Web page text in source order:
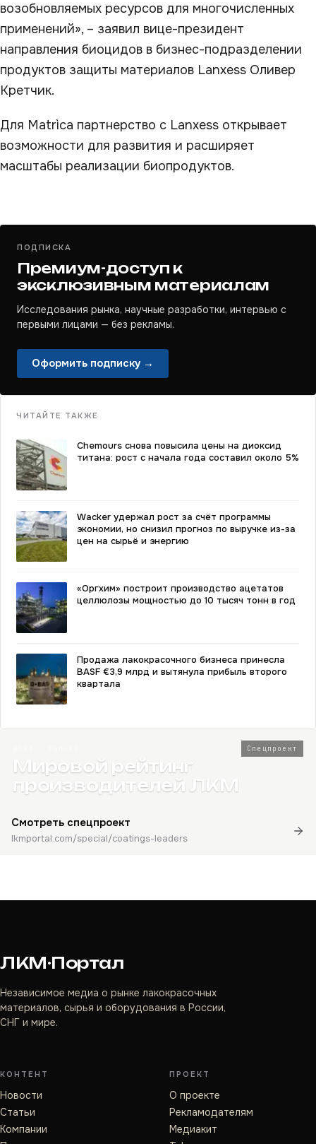
возобновляемых ресурсов для многочисленных
применений», – заявил вице-президент
направления биоцидов в бизнес-подразделении
продуктов защиты материалов Lanxess Оливер
Кретчик.
Для Matrìca партнерство с Lanxess открывает
возможности для развития и расширяет
масштабы реализации биопродуктов.
ПОДПИСКА
Премиум-доступ к
эксклюзивным материалам
Исследования рынка, научные разработки, интервью с
первыми лицами — без рекламы.
Оформить подписку →
ЧИТАЙТЕ ТАКЖЕ
Chemours снова повысила цены на диоксид
титана: рост с начала года составил около 5%
Wacker удержал рост за счёт программы
экономии, но снизил прогноз по выручке из-за
цен на сырьё и энергию
«Оргхим» построит производство ацетатов
целлюлозы мощностью до 10 тысяч тонн в год
Продажа лакокрасочного бизнеса принесла
BASF €3,9 млрд и вытянула прибыль второго
квартала
Спецпроект
Мировой рейтинг
производителей ЛКМ
Смотреть спецпроект
lkmportal.com/special/coatings-leaders
ЛКМ·Портал
Независимое медиа о рынке лакокрасочных
материалов, сырья и оборудования в России,
СНГ и мире.
КОНТЕНТ
Новости
Статьи
Компании
ПРОЕКТ
О проекте
Рекламодателям
Медиакит